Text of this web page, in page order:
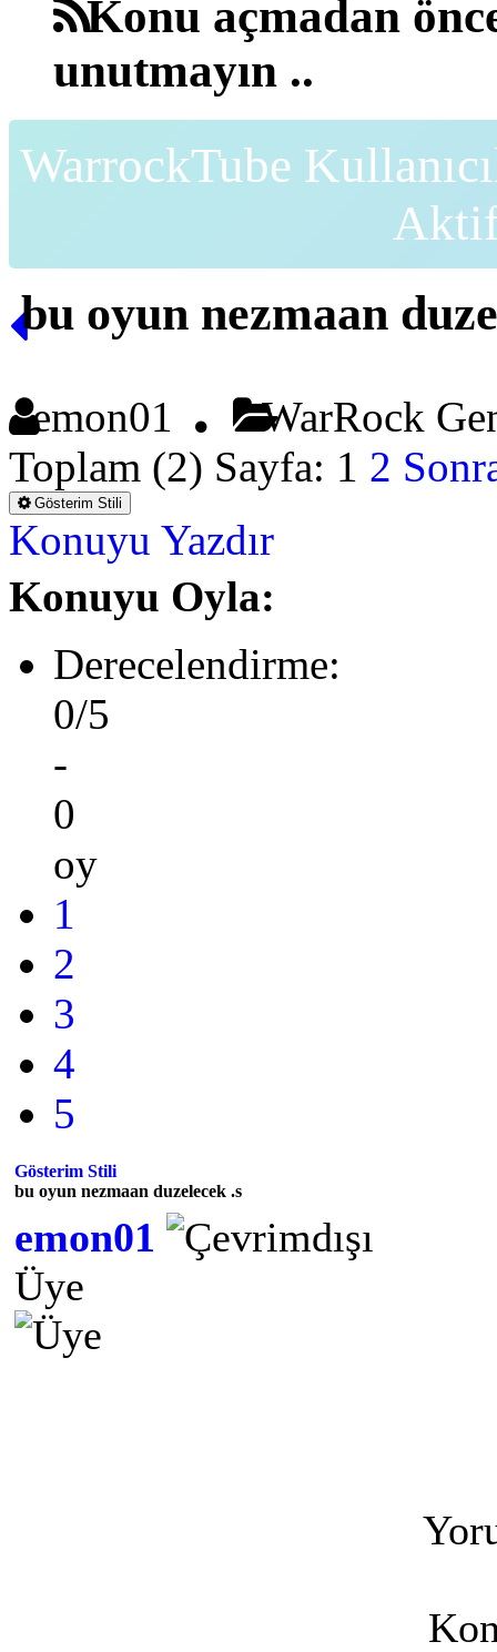
Konu açmadan
unutmayın ..
WarrockTube
bu oyun nezmaan
emon01
WarRock
Toplam (2) Sayfa: 1 2
Gösterim Stili
Konuyu Yazdır
Konuyu Oyla:
Derecelendirme:
0/5
-
0
oy
1
2
3
4
5
Gösterim Stili
bu oyun nezmaan duzelecek .s
emon01
Üye